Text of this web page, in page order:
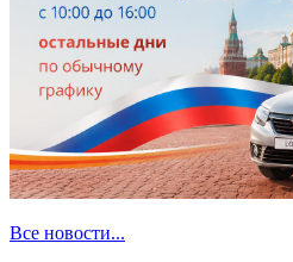
Все новости...